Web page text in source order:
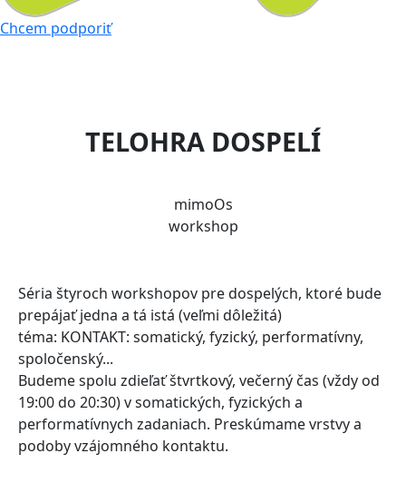
Chcem podporiť
TELOHRA DOSPELÍ
mimoOs
workshop
Séria štyroch workshopov pre dospelých, ktoré bude
prepájať jedna a tá istá (veľmi dôležitá)
téma: KONTAKT: somatický, fyzický, performatívny,
spoločenský...
Budeme spolu zdieľať štvrtkový, večerný čas (vždy od
19:00 do 20:30) v somatických, fyzických a
performatívnych zadaniach. Preskúmame vrstvy a
podoby vzájomného kontaktu.